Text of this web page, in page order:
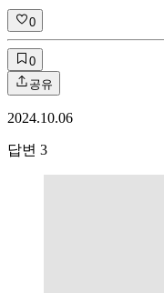
0
0
공유
2024.10.06
답변 3